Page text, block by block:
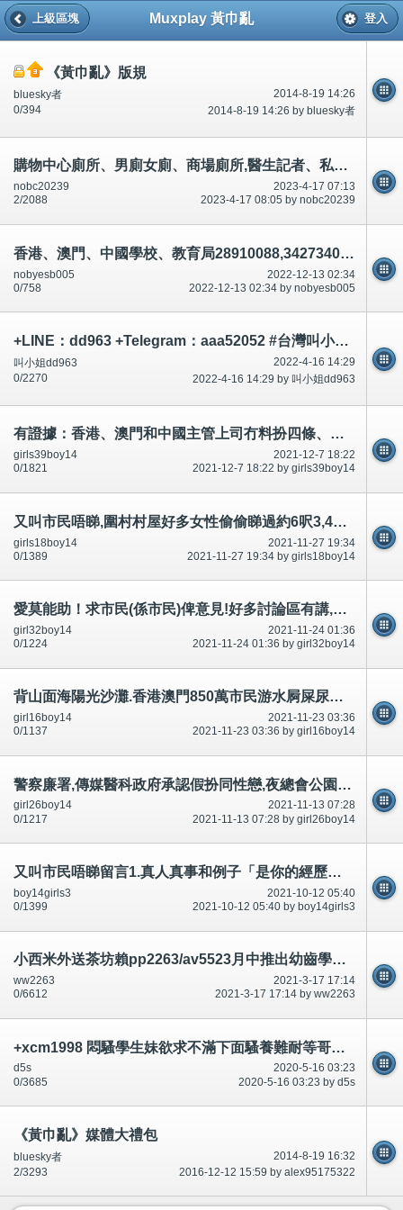
Muxplay 黃巾亂
上級區塊 登入
《黃巾亂》版規
2014-8-19 14:26
bluesky者
2014-8-19 14:26 by bluesky者
0/394
購物中心廁所、男廁女廁、商場廁所,醫生記者、私家偵探衣服、手錶、鈕扣、針孔攝影機偷偷錄影、影相-公開
2023-4-17 07:13
nobc20239
2023-4-17 08:05 by nobc20239
2/2088
香港、澳門、中國學校、教育局28910088,34273401,28926270有份車禍殺人.(說話前後不一)串通,合謀,論壇/討論區有講有說
2022-12-13 02:34
nobyesb005
2022-12-13 02:34 by nobyesb005
0/758
+LINE：dd963 +Telegram：aaa52052 #台灣叫小姐 #台中叫小姐 #台北叫小姐 #高雄叫小姐 #新竹叫小姐 #台南叫小姐 #彰化叫小
2022-4-16 14:29
叫小姐dd963
2022-4-16 14:29 by 叫小姐dd963
0/2270
有證據：香港、澳門和中國主管上司冇料扮四條、扮嘢攞威*警察廉署,藝人DJ醫生護士政府精神科-公開
2021-12-7 18:22
girls39boy14
2021-12-7 18:22 by girls39boy14
0/1821
又叫市民唔睇,圍村村屋好多女性偷偷睇過約6呎3,4或及350磅以上肥男,成條陰毛陰莖賓周硬勃起,之後男女都鍾意,想
2021-11-27 19:34
girls18boy14
2021-11-27 19:34 by girls18boy14
0/1389
愛莫能助！求市民(係市民)俾意見!好多討論區有講,有相片*公開
2021-11-24 01:36
girl32boy14
2021-11-24 01:36 by girl32boy14
0/1224
背山面海陽光沙灘.香港澳門850萬市民游水屙屎尿飛鳥尿屎,精神科警察,廉署政府,公安RTHK等等on99,還有？
2021-11-23 03:36
girl16boy14
2021-11-23 03:36 by girl16boy14
0/1137
警察廉署,傳媒醫科政府承認假扮同性戀,夜總會公園私家車,沙灘脫光裸體引誘迷惑市民,不可以豁免犯法和升職
2021-11-13 07:28
girl26boy14
2021-11-13 07:28 by girl26boy14
0/1217
又叫市民唔睇留言1.真人真事和例子「是你的經歷！一模一樣嗎？經常有,俾意見」-公開
2021-10-12 05:40
boy14girls3
2021-10-12 05:40 by boy14girls3
0/1399
小西米外送茶坊賴pp2263/av5523月中推出幼齒學生妹/奶水媽媽/孕婦下海/外送茶短期兼職/空姐/辦公OL/外拍模特/麻豆/
2021-3-17 17:14
ww2263
2021-3-17 17:14 by ww2263
0/6612
+xcm1998 悶騷學生妹欲求不滿下面騷養難耐等哥哥插她小穴穴
2020-5-16 03:23
d5s
2020-5-16 03:23 by d5s
0/3685
《黃巾亂》媒體大禮包
2014-8-19 16:32
bluesky者
2016-12-12 15:59 by alex95175322
2/3293